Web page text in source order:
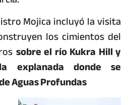
Mojica incluyó la visita
los cimientos del
sobre el río Kukra Hill y
explanada donde se
Aguas Profundas